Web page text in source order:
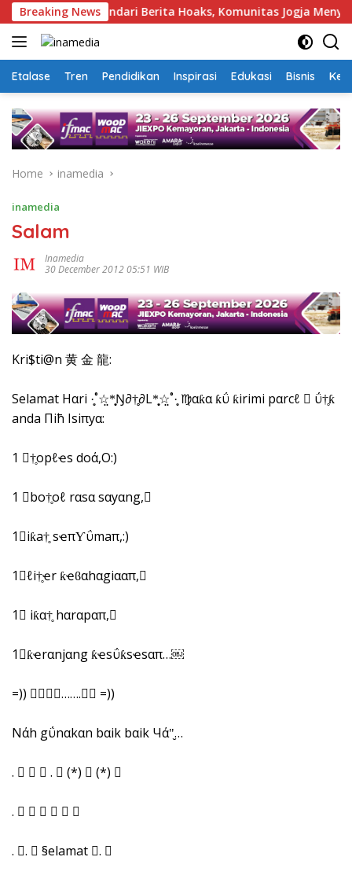
Skip
to
content
Breaking NewsHindari Berita Hoaks, Komunitas Jogja Menyapa
Etalase Tren Pendidikan Inspirasi Edukasi Bisnis
Home inamedia
inamedia
Salam
Inamedia
30 December 2012 05:51 WIB
Kri$ti@n ‎​黄 ‎​金 龍:
‎​Selamat Hαri ·̣̥˚☆̤*̣̣̣̥Ŋ∂†̥̥∂L*̣̣̣̥☆̤˚·̣̥ ♍αƙα ƙΰ ƙirimi pαrcҾℓ  ΰ†̥ƙ
anda Πiћ Isiπyα:
1 †̥opℓҽs doά,O:)
1 bo†̥oℓ rαsα sαyαng,
1iƙa†̥ sҽπƳ‎ΰmaπ,:)
1ℓi†̥ҽr ƙҽϐαhαgiααπ,
1 iƙα†̥ hαrαpαπ,
1ƙҽrαnjαng ƙҽsΰƙsҽsαπ…￼
=)) ……. =))
Nάh gΰnαkαn bαik bαik Чά"̮…
.    .  (*)  (*) 
.      
. .  §elamat . 